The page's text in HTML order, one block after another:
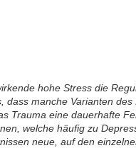
hohe Stress die
manche Varianten
Trauma eine dauerhafte
welche häufig zu
neue, auf den